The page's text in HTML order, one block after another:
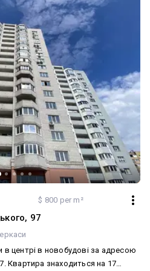
та домашній затишок роблять її
перевага
тому при відключеннях світла
систем будинку. Будинок
закритого типу: доглянута
сучасний дитячий майданчик та
комфорт
$ 800 per m²
97
в центрі в новобудові за адресою
Квартира знаходиться на 17